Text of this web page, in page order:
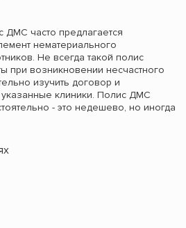
ДМС часто предлагается
нематериального
Не всегда такой полис
при возникновении несчастного
изучить договор и
клиники. Полис ДМС
- это недешево, но иногда